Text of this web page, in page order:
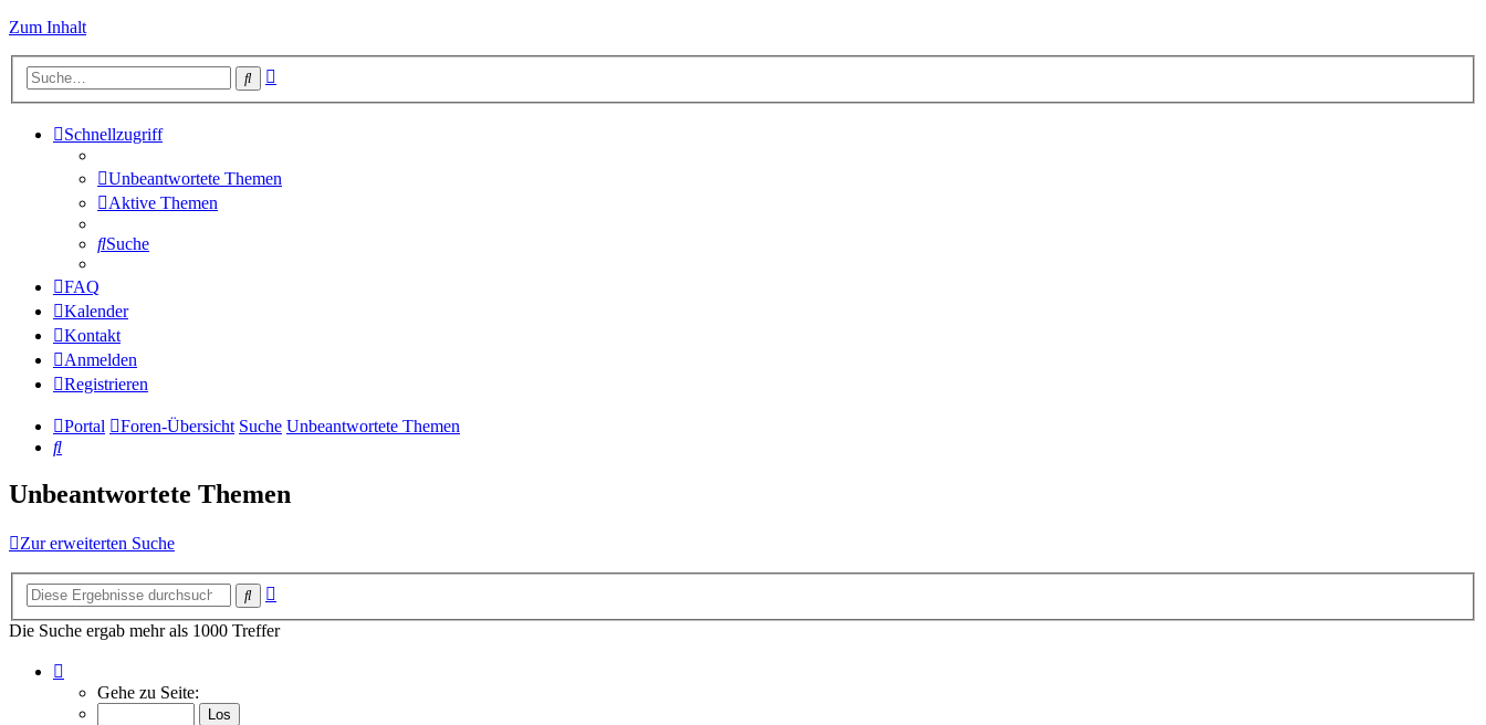
Zum Inhalt
Suche
Schnellzugriff
Unbeantwortete Themen
Aktive Themen
Suche
FAQ
Kalender
Kontakt
Anmelden
Registrieren
Portal Foren-Übersicht Suche Unbeantwortete Themen
Suche
Unbeantwortete Themen
Zur erweiterten Suche
Suche
Die Suche ergab mehr als 1000 Treffer
von
Gehe zu Seite: